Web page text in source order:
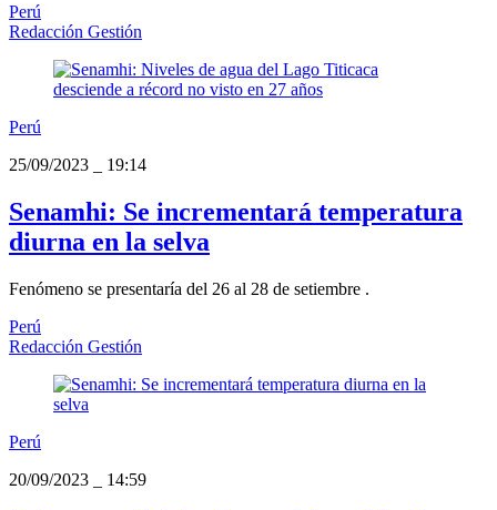
Perú
Redacción Gestión
Perú
25/09/2023
19:14
Senamhi: Se incrementará temperatura
diurna en la selva
Fenómeno se presentaría del 26 al 28 de setiembre .
Perú
Redacción Gestión
Perú
20/09/2023
14:59